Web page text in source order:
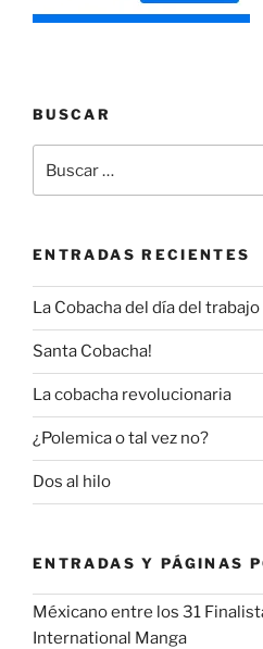
BUSCAR
por:
ENTRADAS RECIENTES
La Cobacha del día del trabajo
Santa Cobacha!
La cobacha revolucionaria
¿Polemica o tal vez no?
Dos al hilo
ENTRADAS Y PÁGINAS
Méxicano entre los 31
International Manga